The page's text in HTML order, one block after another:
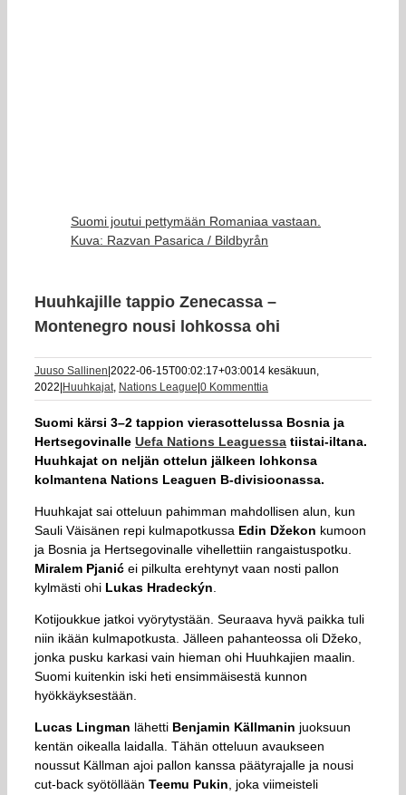
Suomi joutui pettymään Romaniaa vastaan.
Kuva: Razvan Pasarica / Bildbyrån
Huuhkajille tappio Zenecassa –
Montenegro nousi lohkossa ohi
Juuso Sallinen 2022-06-15T00:02:17+03:0014 kesäkuun,
2022 Huuhkajat, Nations League 0 Kommenttia
Suomi kärsi 3–2 tappion vierasottelussa Bosnia ja
Hertsegovinalle Uefa Nations Leaguessa tiistai-iltana.
Huuhkajat on neljän ottelun jälkeen lohkonsa
kolmantena Nations Leaguen B-divisioonassa.
Huuhkajat sai otteluun pahimman mahdollisen alun, kun
Sauli Väisänen repi kulmapotkussa Edin Džekon kumoon
ja Bosnia ja Hertsegovinalle vihellettiin rangaistuspotku.
Miralem Pjanić ei pilkulta erehtynyt vaan nosti pallon
kylmästi ohi Lukas Hradeckýn
Kotijoukkue jatkoi vyörytystään. Seuraava hyvä paikka tuli
niin ikään kulmapotkusta. Jälleen pahanteossa oli Džeko,
jonka pusku karkasi vain hieman ohi Huuhkajien maalin.
Suomi kuitenkin iski heti ensimmäisestä kunnon
hyökkäyksestään.
Lucas Lingman lähetti Benjamin Källmanin juoksuun
kentän oikealla laidalla. Tähän otteluun avaukseen
noussut Källman ajoi pallon kanssa päätyrajalle ja nousi
cut-back syötöllään Teemu Pukin , joka viimeisteli